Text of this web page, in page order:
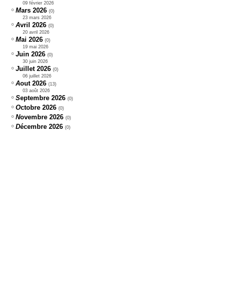
09 février 2026
º Mars 2026 (0)
23 mars 2026
º Avril 2026 (0)
20 avril 2026
º Mai 2026 (0)
19 mai 2026
º Juin 2026 (0)
30 juin 2026
º Juillet 2026 (0)
06 juillet 2026
º Aout 2026 (13)
03 août 2026
º Septembre 2026 (0)
º Octobre 2026 (0)
º Novembre 2026 (0)
º Décembre 2026 (0)